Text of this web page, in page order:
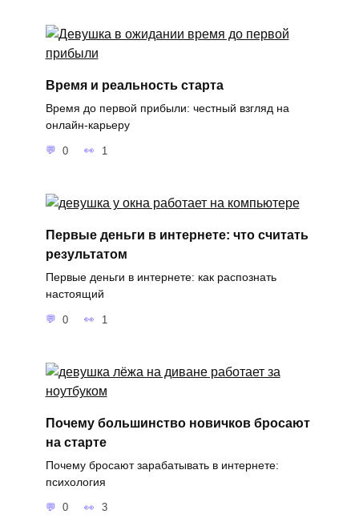
Время и реальность старта
Время до первой прибыли: честный взгляд на
онлайн-карьеру
0 1
Первые деньги в интернете: что считать
результатом
Первые деньги в интернете: как распознать
настоящий
0 1
Почему большинство новичков бросают
на старте
Почему бросают зарабатывать в интернете:
психология
0 3